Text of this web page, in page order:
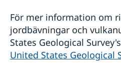
För mer information om
jordbävningar och
States Geological
United States Geological